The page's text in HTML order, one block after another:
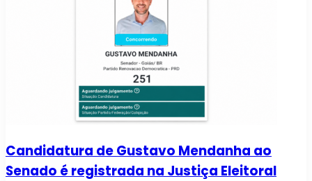
Candidatura de Gustavo Mendanha ao
Senado é registrada na Justiça Eleitoral